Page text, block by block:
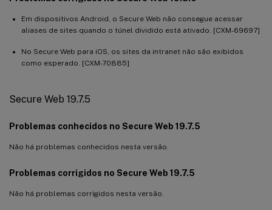
Em dispositivos Android, o Secure Web não consegue acessar
aliases de sites quando o túnel dividido está ativado. [CXM-69697]
No Secure Web para iOS, os sites da intranet não são exibidos
como esperado. [CXM-70885]
Secure Web 19.7.5
Problemas conhecidos no Secure Web 19.7.5
Não há problemas conhecidos nesta versão.
Problemas corrigidos no Secure Web 19.7.5
Não há problemas corrigidos nesta versão.